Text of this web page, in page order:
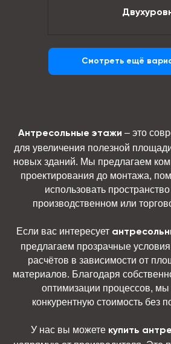
Смотреть ещё
Антресольные этажи – это
для увеличения полезной
новых зданий. Мы предлагаем
проектирования до монтажа,
использовать
производственном или
Если вас интересует
предлагаем прозрачные
расчётов в зависимости от
материалов. Благодаря
оптимизации процессов, мы
конкурентную стоимость без
У нас вы можете купить